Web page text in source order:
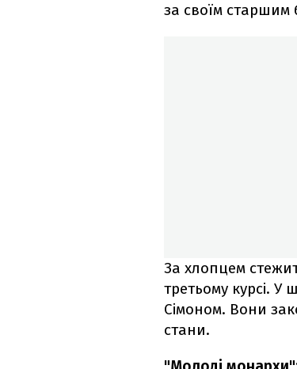
за своїм старшим
За хлопцем
третьому курсі. У
Сімоном. Вони
стани.